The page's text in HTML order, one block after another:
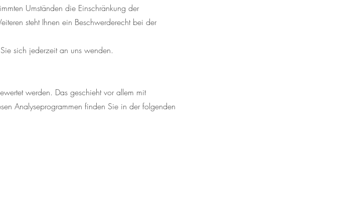
Umständen die Einschränkung der
steht Ihnen ein Beschwerderecht bei der
sich jederzeit an uns wenden.
werden. Das geschieht vor allem mit
Analyseprogrammen finden Sie in der folgenden